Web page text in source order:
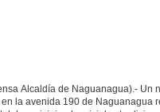
Alcaldía de Naguanagua).- Un
la avenida 190 de Naguanagua